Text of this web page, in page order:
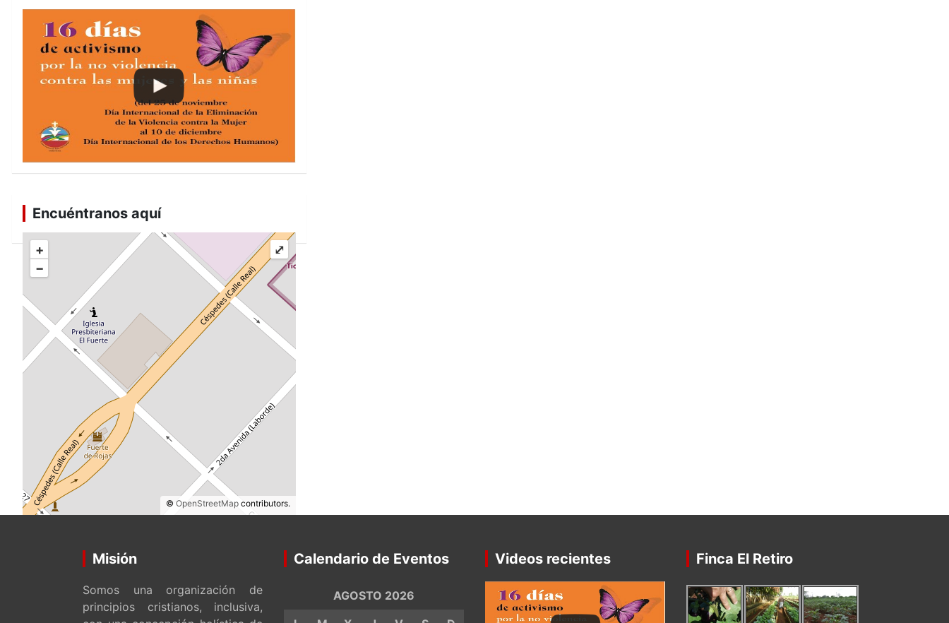
Encuéntranos aquí
+
−
© OpenStreetMapcontributors.
⤢
Misión
Somos una organización de
principios cristianos, inclusiva,
Calendario de Eventos
AGOSTO 2026
Videos recientes Finca El Retiro